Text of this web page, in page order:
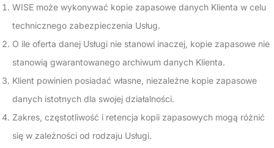
WISE może wykonywać kopie zapasowe danych Klienta w celu
technicznego zabezpieczenia Usług.
O ile oferta danej Usługi nie stanowi inaczej, kopie zapasowe nie
stanowią gwarantowanego archiwum danych Klienta.
Klient powinien posiadać własne, niezależne kopie zapasowe
danych istotnych dla swojej działalności.
Zakres, częstotliwość i retencja kopii zapasowych mogą różnić
się w zależności od rodzaju Usługi.